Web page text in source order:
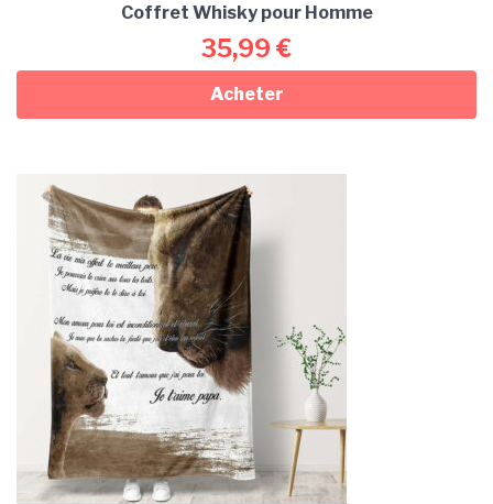
Coffret Whisky pour Homme
35,99 €
Acheter